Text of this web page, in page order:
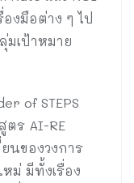
งมือต่าง ๆ ไป
มเป้าหมาย
of STEPS
ตร AI-RE
นของวงการ
ม่ มีทั้งเรื่อง